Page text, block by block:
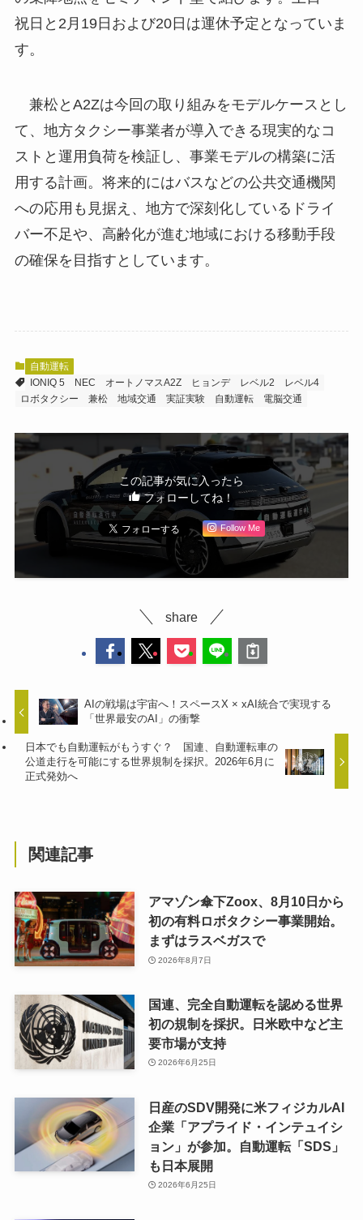
祝日と2月19日および20日は運休予定となっていま
す。
兼松とA2Zは今回の取り組みをモデルケースとし
て、地方タクシー事業者が導入できる現実的なコ
ストと運用負荷を検証し、事業モデルの構築に活
用する計画。将来的にはバスなどの公共交通機関
への応用も見据え、地方で深刻化しているドライ
バー不足や、高齢化が進む地域における移動手段
の確保を目指すとしています。
自動運転
IONIQ 5
NEC オートノマスA2Z ヒョンデ レベル2
レベル4
ロボタクシー
兼松 地域交通 実証実験 自動運転 電脳交通
この記事が気に入ったら
フォローしてね！
Follow Me
share
AIの戦場は宇宙へ！スペースX × xAI統合で実現する
「世界最安のAI」の衝撃
日本でも自動運転がもうすぐ？ 国連、自動運転車の
公道走行を可能にする世界規制を採択。2026年6月に
正式発効へ
関連記事
アマゾン傘下Zoox、8月10日から
初の有料ロボタクシー事業開始。
まずはラスベガスで
2026年8月7日
国連、完全自動運転を認める世界
初の規制を採択。日米欧中など主
要市場が支持
2026年6月25日
日産のSDV開発に米フィジカルAI
企業「アプライド・インテュイシ
ョン」が参加。自動運転「SDS」
も日本展開
2026年6月25日